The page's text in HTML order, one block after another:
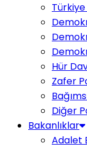
Hür
Zafer
Diğer
Bakanlıklar
Adalet